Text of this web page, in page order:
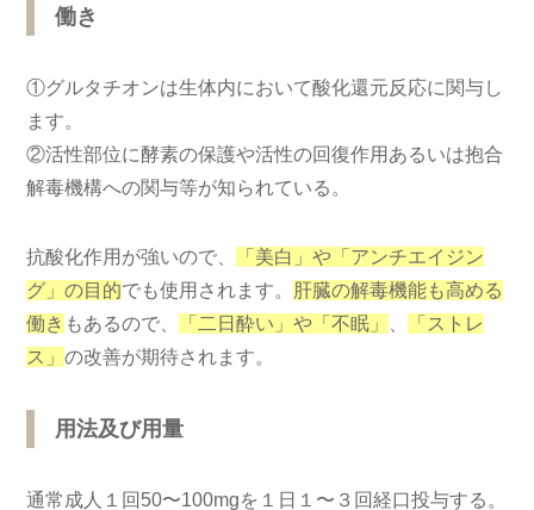
働き
①グルタチオンは生体内において酸化還元反応に関与し
ます。
②活性部位に酵素の保護や活性の回復作用あるいは抱合
解毒機構への関与等が知られている。
抗酸化作用が強いので、
「美白」や「アンチエイジン
グ」の目的でも使用されます。
肝臓の解毒機能も高める
働き もあるので、 「二日酔い」や「不眠」
「ストレ
ス」の改善が期待されます。
用法及び用量
通常成人１回50〜100mgを１日１〜３回経口投与する。